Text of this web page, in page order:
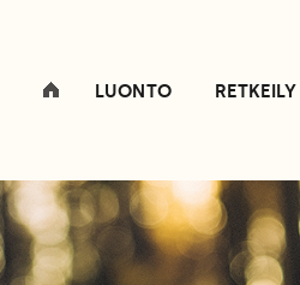
LUONTO RETKEILY